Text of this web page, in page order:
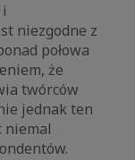
niezgodne z
połowa
że
twórców
jednak ten
niemal